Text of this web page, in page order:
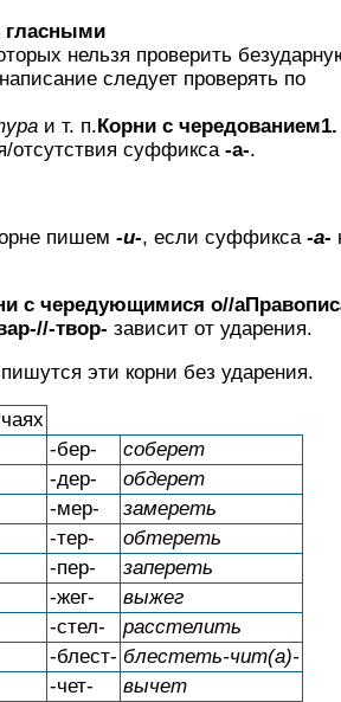
гласными
нельзя проверить
следует проверять по
и т. п.Корни с чередованием
отсутствия суффикса -а-.
пишем -и-, если суффикса -а-
с чередующимися о//а
твор- зависит от ударения.
эти корни без ударения.
-бер-
соберет
-дер-
обдерет
-мер-
замереть
-тер-
обтереть
-пер-
запереть
-жег-
выжег
-стел-
расстелить
-блест- блестеть-чит(а)-
-чет- вычет